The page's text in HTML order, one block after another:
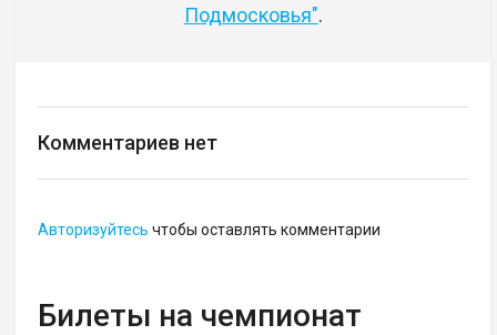
Подмосковья".
Комментариев нет
Авторизуйтесь чтобы оставлять комментарии
Билеты на чемпионат